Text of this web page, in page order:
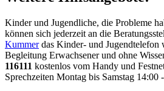
Kinder und Jugendliche, die Probleme
können sich jederzeit an die
Kummerdas Kinder- und Jugendtelefon
Begleitung Erwachsener und ohne
116111 kostenlos vom Handy und
Sprechzeiten Montag bis Samstag 14:00